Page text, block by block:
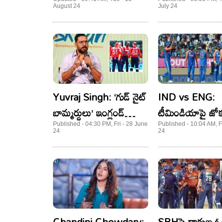
August 24
July 24
Yuvraj Singh: ‘గుడ్ నైట్
బామ్మర్ధులు’ ఇంగ్లండ్
ప్లేయర్లను నెక్ట్స్ లెవల్లో టీజ్
చేసిన యువీ! ట్వీట్ వైరల్..
Published - 04:30 PM, Fri - 28 June
24
IND vs ENG:
టీమిండియాపై
వడ్డీతో సహా ఇచ్చి
టీమిండియా
Published - 10:04 AM,
24